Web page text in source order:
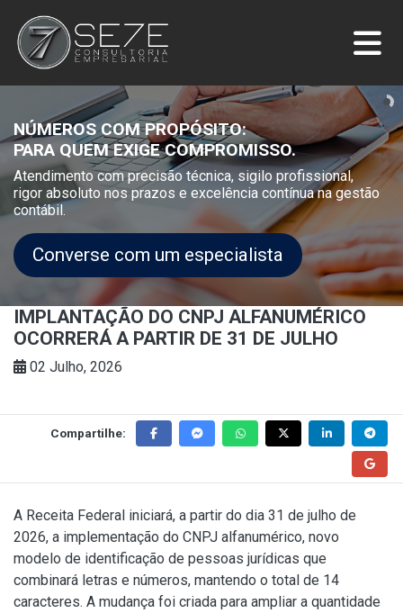
NÚMEROS COM PROPÓSITO:
PARA QUEM EXIGE COMPROMISSO.
Atendimento com precisão técnica, sigilo profissional,
rigor absoluto nos prazos e excelência contínua na gestão
contábil.
Converse com um especialista
IMPLANTAÇÃO DO CNPJ ALFANUMÉRICO
OCORRERÁ A PARTIR DE 31 DE JULHO
02 Julho, 2026
Compartilhe:
A Receita Federal iniciará, a partir do dia 31 de julho de
2026, a implementação do CNPJ alfanumérico, novo
modelo de identificação de pessoas jurídicas que
combinará letras e números, mantendo o total de 14
caracteres. A mudança foi criada para ampliar a quantidade